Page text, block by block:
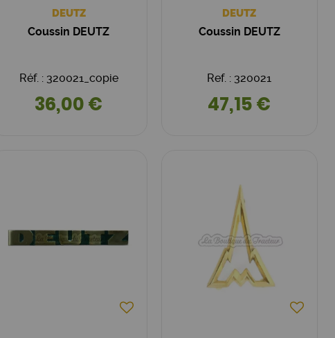
DEUTZ
Coussin DEUTZ
Réf. : 320021_copie
36,00 €
DEUTZ
Coussin DEUTZ
Ref. : 320021
47,15 €